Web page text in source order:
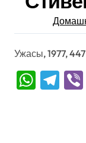
Ужасы, 1977,